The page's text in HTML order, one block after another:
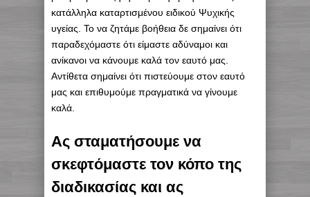
κατάλληλα καταρτισμένου ειδικού Ψυχικής
υγείας. Το να ζητάμε βοήθεια δε σημαίνει ότι
παραδεχόμαστε ότι είμαστε αδύναμοι και
ανίκανοι να κάνουμε καλά τον εαυτό μας.
Αντίθετα σημαίνει ότι πιστεύουμε στον εαυτό
μας και επιθυμούμε πραγματικά να γίνουμε
καλά.
Ας σταματήσουμε να
σκεφτόμαστε τον κόπο της
διαδικασίας και ας